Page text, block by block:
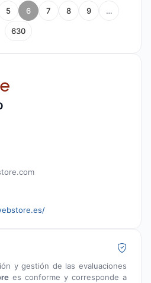
5 6 7 8 9 …
630
y gestión de las evaluaciones
es conforme y corresponde a